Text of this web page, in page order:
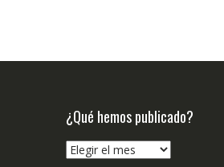
¿Qué hemos publicado?
¿Qué